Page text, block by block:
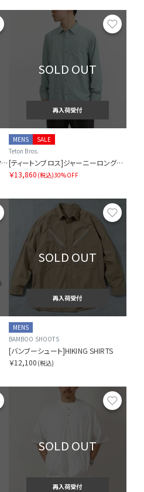
お気に入り
[ティートンブロス]スウィートウォーターシャツ
SOLD OUT
再入荷受付
SALE
MENS
Teton Bros.
[ティートンブロス]ジャーニーロングスリーブシャツ
￥13,860 (税込)30%OFF
お気に入り
SOLD OUT
再入荷受付
MENS
BAMBOO SHOOTS
[バンブーシュート]HIKING SHIRTS
￥12,100 (税込)
お気に入り
SOLD OUT
再入荷受付